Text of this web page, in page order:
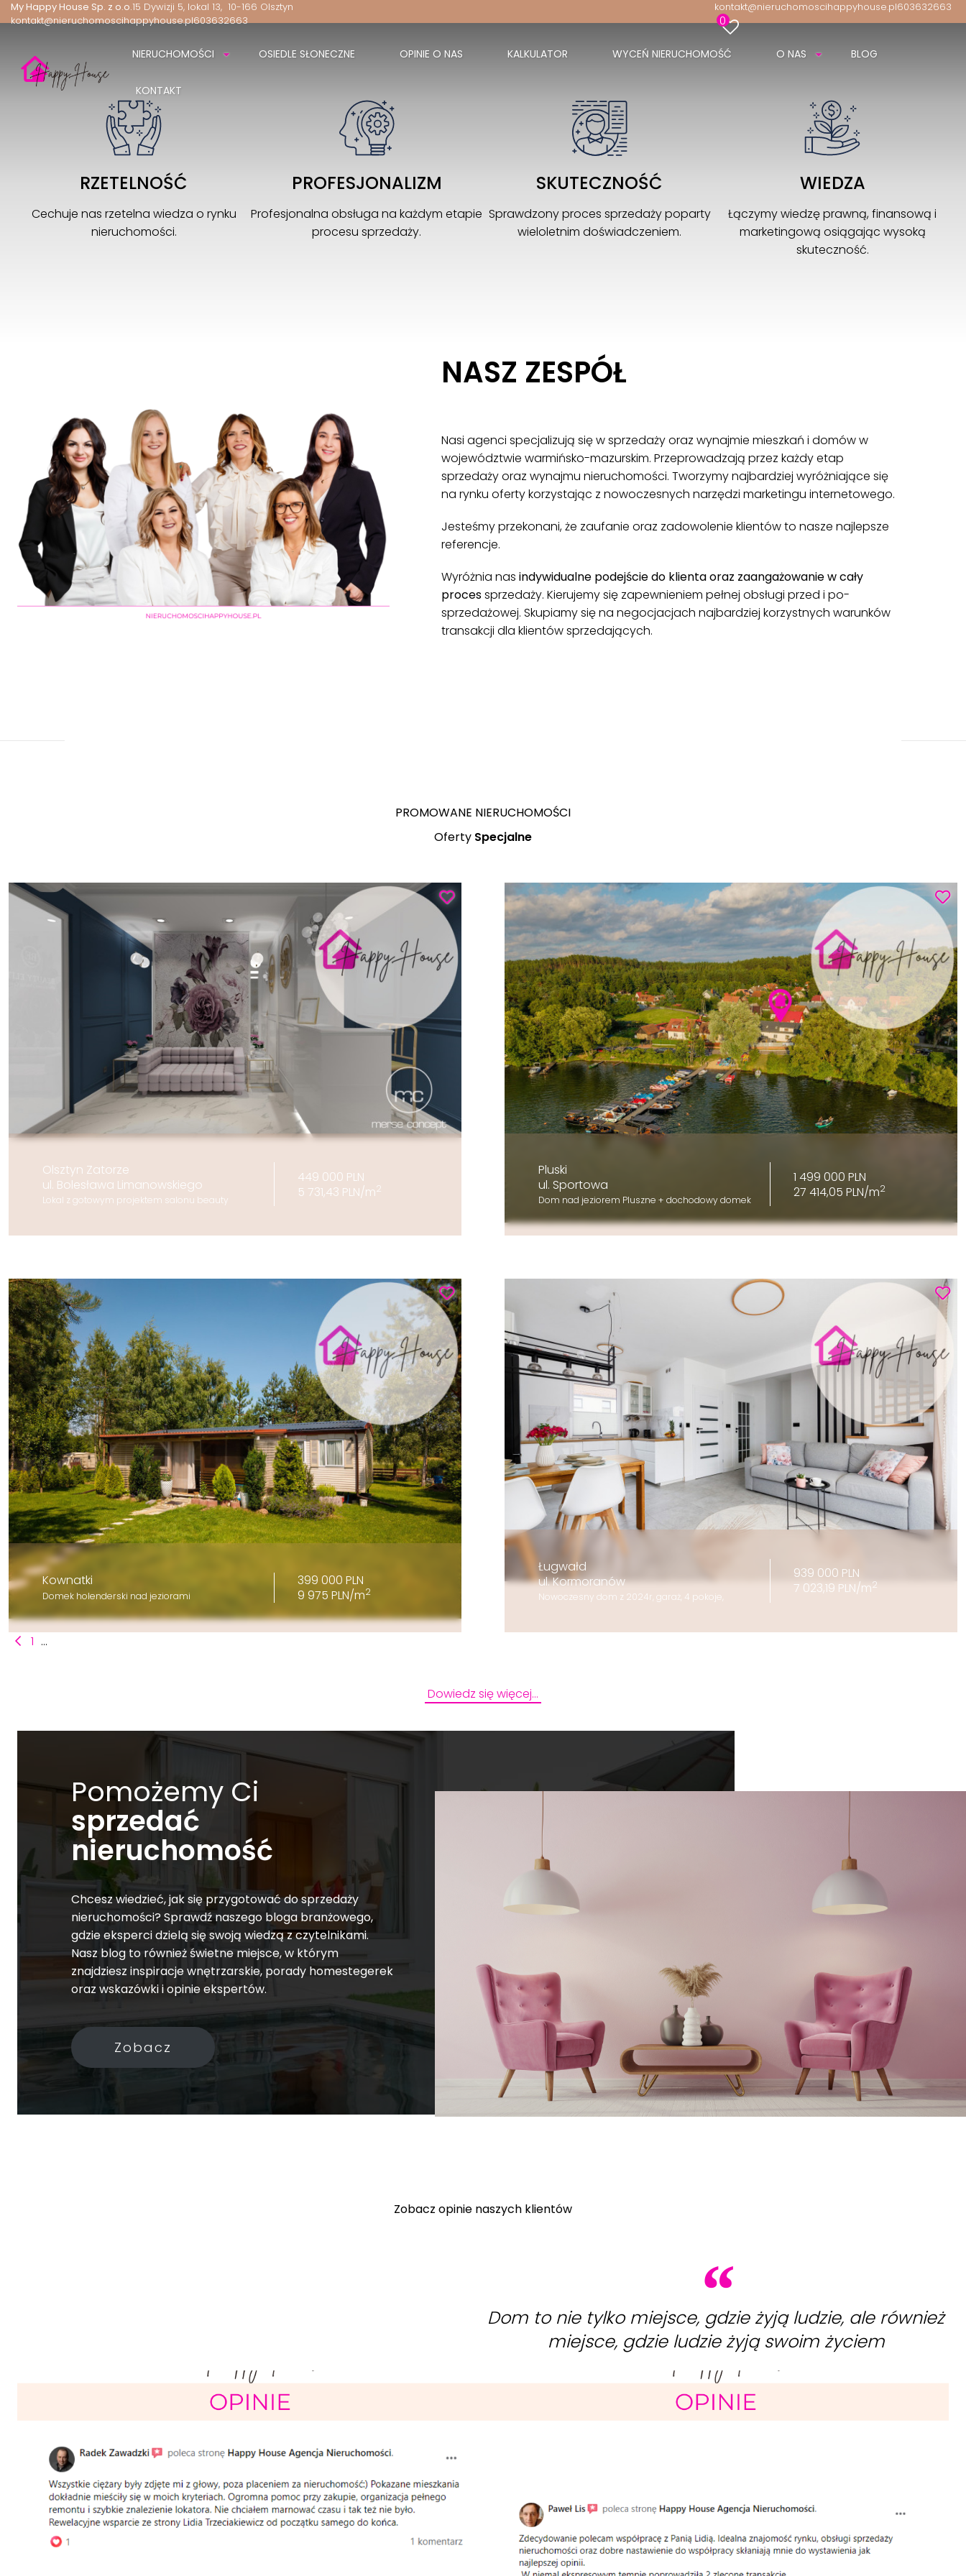
My Happy House Sp. z o.o.15 Dywizji 5, lokal 13 10-166 Olsztyn
kontakt@nieruchomoscihappyhouse.pl603632663
kontakt@nieruchomoscihappyhouse.pl603632663
0
NIERUCHOMOŚCI OSIEDLE SŁONECZNE OPINIE O NAS KALKULATOR WYCEŃ NIERUCHOMOŚĆ O NAS BLOG
KONTAKT
RZETELNOŚĆ
Cechuje nas rzetelna wiedza o rynku
nieruchomości.
PROFESJONALIZM
Profesjonalna obsługa na każdym etapie
procesu sprzedaży.
SKUTECZNOŚĆ
Sprawdzony proces sprzedaży poparty
wieloletnim doświadczeniem.
WIEDZA
Łączymy wiedzę prawną, finansową i
marketingową osiągając wysoką
skuteczność.
NASZ ZESPÓŁ
Nasi agenci specjalizują się w sprzedaży oraz wynajmie mieszkań i domów w
województwie warmińsko-mazurskim. Przeprowadzają przez każdy etap
sprzedaży oraz wynajmu nieruchomości. Tworzymy najbardziej wyróżniające się
na rynku oferty korzystając z nowoczesnych narzędzi marketingu internetowego.
Jesteśmy przekonani, że zaufanie oraz zadowolenie klientów to nasze najlepsze
referencje.
Wyróżnia nas indywidualne podejście do klienta oraz zaangażowanie w cały
processprzedaży. Kierujemy się zapewnieniem pełnej obsługi przed i po-
sprzedażowej. Skupiamy się na negocjacjach najbardziej korzystnych warunków
transakcji dla klientów sprzedających.
PROMOWANE NIERUCHOMOŚCI
Oferty Specjalne
Olsztyn Zatorze
ul. Bolesława Limanowskiego
Lokal z gotowym projektem salonu beauty
449 000 PLN
5 731,43 PLN/m2
Pluski
ul. Sportowa
Dom nad jeziorem Pluszne + dochodowy domek
1 499 000 PLN
27 414,05 PLN/m2
Kownatki
Domek holenderski nad jeziorami
399 000 PLN
9 975 PLN/m2
Ługwałd
ul. Kormoranów
Nowoczesny dom z 2024r, garaż, 4 pokoje,
939 000 PLN
7 023,19 PLN/m2
1 ...
Dowiedz się więcej…
Pomożemy Ci
sprzedać
nieruchomość
Chcesz wiedzieć, jak się przygotować do sprzedaży
nieruchomości? Sprawdź naszego bloga branżowego,
gdzie eksperci dzielą się swoją wiedzą z czytelnikami.
Nasz blog to również świetne miejsce, w którym
znajdziesz inspiracje wnętrzarskie, porady homestegerek
oraz wskazówki i opinie ekspertów.
Zobacz
Zobacz opinie naszych klientów
Dom to nie tylko miejsce, gdzie żyją ludzie, ale również
miejsce, gdzie ludzie żyją swoim życiem